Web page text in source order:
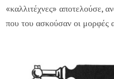
«καλλιτέχνες» αποτελούσε,
που του ασκούσαν οι μορφές